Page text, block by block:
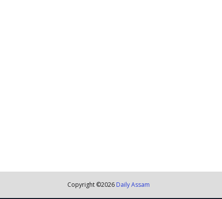
Copyright ©2026 Daily Assam